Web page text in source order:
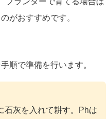
がおすすめです。
順で準備を行います。
石灰を入れて耕す。Phは